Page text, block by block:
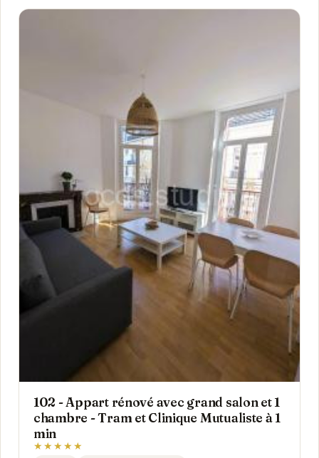
102 - Appart rénové avec grand salon et 1
chambre - Tram et Clinique Mutualiste à 1
min
★★★★★